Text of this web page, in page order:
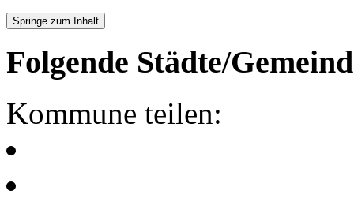
Springe zum Inhalt
Folgende Städte/
Kommune teilen: